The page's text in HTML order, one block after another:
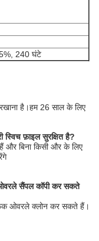
240 घंटे
है।हम 26 साल के लिए
स्विच फ़ाइल सुरक्षित है?
और बिना किसी और के लिए
सैंपल कॉपी कर सकते
ओवरले क्लोन कर सकते हैं।